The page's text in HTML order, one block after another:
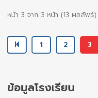
หน้า 3 จาก 3 หน้า (13 ผลลัพธ์)
Previous
1 2 3
ข้อมูลโรงเรียน